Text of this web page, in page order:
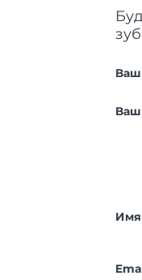
Ваш
Ваш